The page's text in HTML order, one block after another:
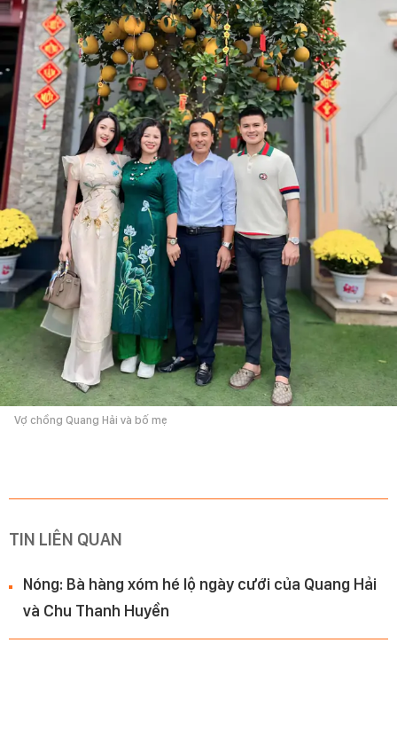
Vợ chồng Quang Hải và bố mẹ
TIN LIÊN QUAN
Nóng: Bà hàng xóm hé lộ ngày cưới của Quang Hải
và Chu Thanh Huyền